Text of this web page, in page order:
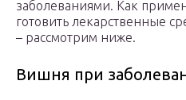
заболеваниями. Как
готовить лекарственные
– рассмотрим ниже.
Вишня при